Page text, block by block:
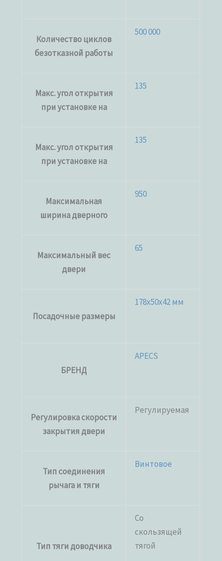
Количество циклов
безотказной работы
500 000
Макс. угол открытия
при установке на
135
Макс. угол открытия
при установке на
135
Максимальная
ширина дверного
950
Максимальный вес
двери
65
Посадочные размеры
178х50х42 мм
БРЕНД
APECS
Регулировка скорости
закрытия двери
Регулируемая
Тип соединения
рычага и тяги
Винтовое
Тип тяги доводчика
Со
скользящей
тягой